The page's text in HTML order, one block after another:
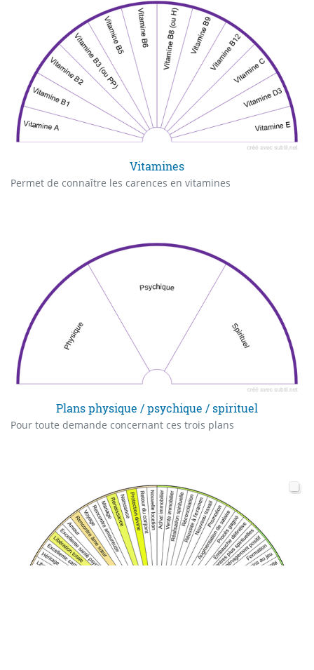
Vitamines
Permet de connaître les carences en vitamines
Plans physique / psychique / spirituel
Pour toute demande concernant ces trois plans